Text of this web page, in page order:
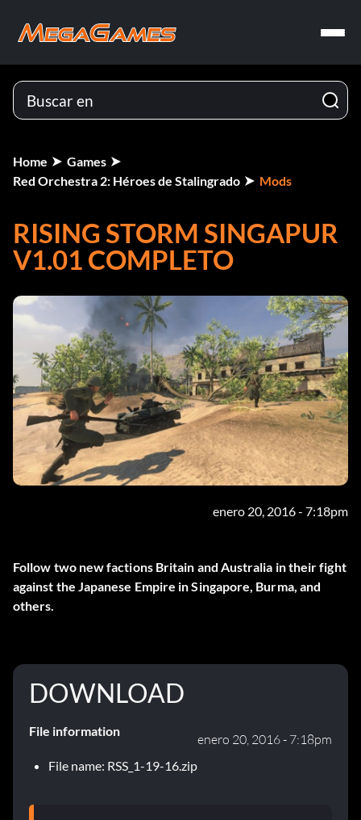
Home
Games
Red Orchestra 2: Héroes de Stalingrado
Mods
RISING STORM SINGAPUR
V1.01 COMPLETO
enero 20, 2016 - 7:18pm
Follow two new factions Britain and Australia in their fight
against the Japanese Empire in Singapore, Burma, and
others.
DOWNLOAD
File information
enero 20, 2016 - 7:18pm
File name: RSS_1-19-16.zip